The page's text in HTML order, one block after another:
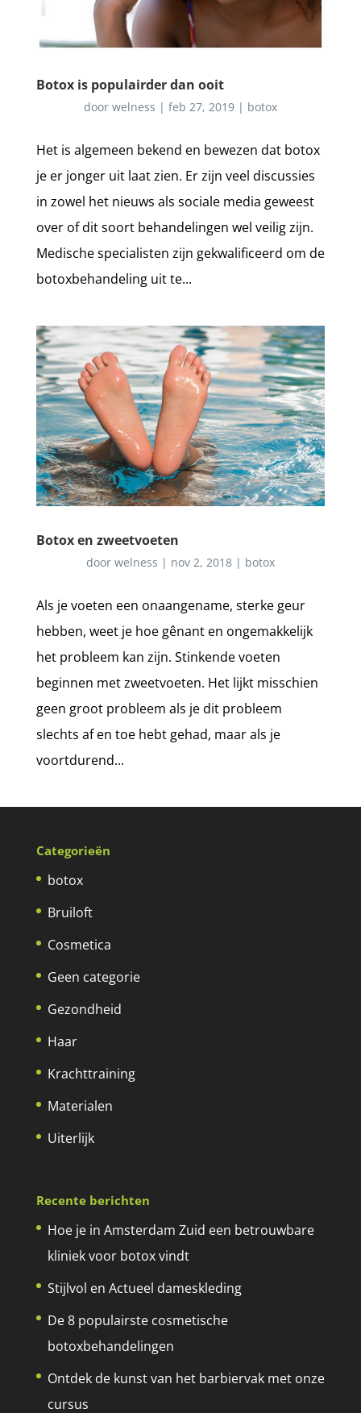
Botox is populairder dan ooit
door welness | feb 27, 2019| botox
Het is algemeen bekend en bewezen dat botox
je er jonger uit laat zien. Er zijn veel discussies
in zowel het nieuws als sociale media geweest
over of dit soort behandelingen wel veilig zijn.
Medische specialisten zijn gekwalificeerd om de
botoxbehandeling uit te...
Botox en zweetvoeten
door welness | nov 2, 2018| botox
Als je voeten een onaangename, sterke geur
hebben, weet je hoe gênant en ongemakkelijk
het probleem kan zijn. Stinkende voeten
beginnen met zweetvoeten. Het lijkt misschien
geen groot probleem als je dit probleem
slechts af en toe hebt gehad, maar als je
voortdurend...
Categorieën
botox
Bruiloft
Cosmetica
Geen categorie
Gezondheid
Haar
Krachttraining
Materialen
Uiterlijk
Recente berichten
Hoe je in Amsterdam Zuid een betrouwbare
kliniek voor botox vindt
Stijlvol en Actueel dameskleding
De 8 populairste cosmetische
botoxbehandelingen
Ontdek de kunst van het barbiervak met onze
cursus